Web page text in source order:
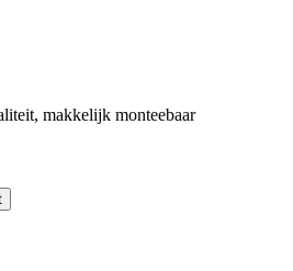
makkelijk monteebaar